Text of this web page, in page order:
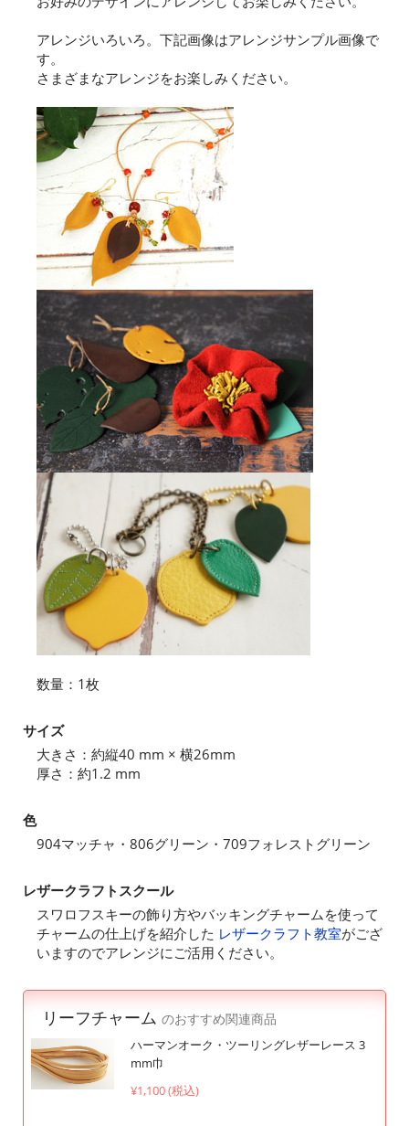
アレンジいろいろ。下記画像はアレンジサンプル画像で
す。
さまざまなアレンジをお楽しみください。
数量：1枚
サイズ
大きさ：約縦40 mm × 横26mm
厚さ：約1.2 mm
色
904マッチャ・806グリーン・709フォレストグリーン
レザークラフトスクール
スワロフスキーの飾り方やバッキングチャームを使って
チャームの仕上げを紹介した レザークラフト教室がござ
いますのでアレンジにご活用ください。
リーフチャーム のおすすめ関連商品
ハーマンオーク・ツーリングレザーレース 3
mm巾
¥1,100 (税込)